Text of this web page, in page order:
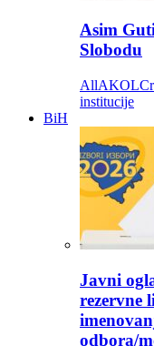
Asim
Slobodu
AllAKOL
institucije
BiH
Javni
rezervne
odbora/